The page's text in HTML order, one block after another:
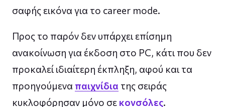
σαφής εικόνα για το career mode.
Προς το παρόν δεν υπάρχει επίσημη
ανακοίνωση για έκδοση στο PC, κάτι που δεν
προκαλεί ιδιαίτερη έκπληξη, αφού και τα
προηγούμενα παιχνίδια της σειράς
κυκλοφόρησαν μόνο σε κονσόλες.